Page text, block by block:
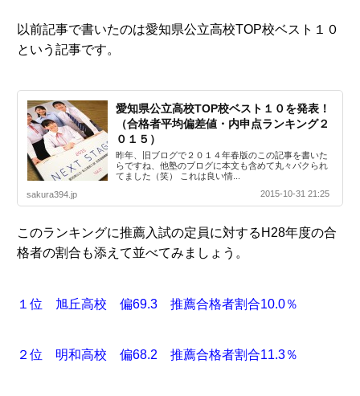
以前記事で書いたのは愛知県公立高校TOP校ベスト１０
という記事です。
愛知県公立高校TOP校ベスト１０を発表！
（合格者平均偏差値・内申点ランキング２
０１５）
昨年、旧ブログで２０１４年春版のこの記事を書いた
らですね、他塾のブログに本文も含めて丸々パクられ
てました（笑） これは良い情...
sakura394.jp
2015-10-31 21:25
このランキングに推薦入試の定員に対するH28年度の合
格者の割合も添えて並べてみましょう。
１位 旭丘高校 偏69.3 推薦合格者割合10.0％
２位 明和高校 偏68.2 推薦合格者割合11.3％